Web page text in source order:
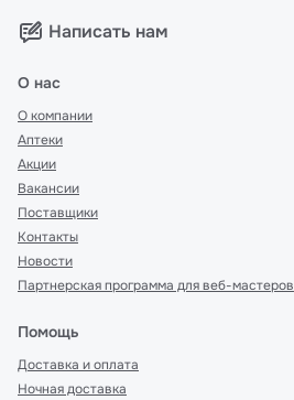
Написать нам
О нас
О компании
Аптеки
Акции
Вакансии
Поставщики
Контакты
Новости
Партнерская программа для веб-мастеров
Помощь
Доставка и оплата
Ночная доставка